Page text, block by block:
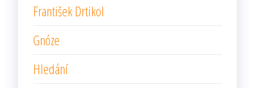
František Drtikol
Gnóze
Hledání